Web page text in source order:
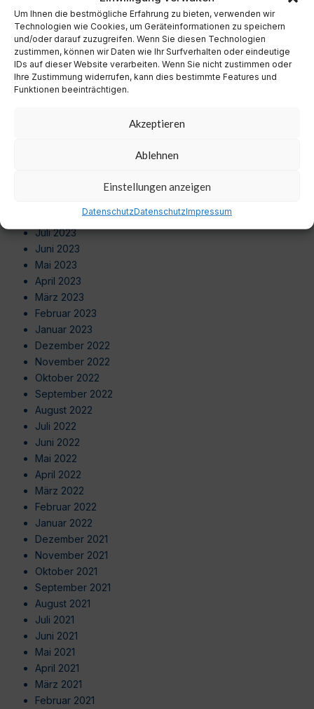
Um Ihnen die bestmögliche Erfahrung zu bieten, verwenden wir
Technologien wie Cookies, um Geräteinformationen zu speichern
und/oder darauf zuzugreifen. Wenn Sie diesen Technologien
zustimmen, können wir Daten wie Ihr Surfverhalten oder eindeutige
IDs auf dieser Website verarbeiten. Wenn Sie nicht zustimmen oder
Ihre Zustimmung widerrufen, kann dies bestimmte Features und
Funktionen beeinträchtigen.
Akzeptieren
Ablehnen
Einstellungen anzeigen
DatenschutzDatenschutzImpressum
August 2024
Juli 2024
Juni 2024
Mai 2024
April 2024
August 2023
Juli 2023
Juni 2023
Mai 2023
April 2023
März 2023
Februar 2023
Januar 2023
Dezember 2022
November 2022
Oktober 2022
September 2022
August 2022
Juli 2022
Juni 2022
Mai 2022
April 2022
März 2022
Februar 2022
Januar 2022
Dezember 2021
November 2021
Oktober 2021
September 2021
August 2021
Juli 2021
Juni 2021
Mai 2021
April 2021
März 2021
Februar 2021